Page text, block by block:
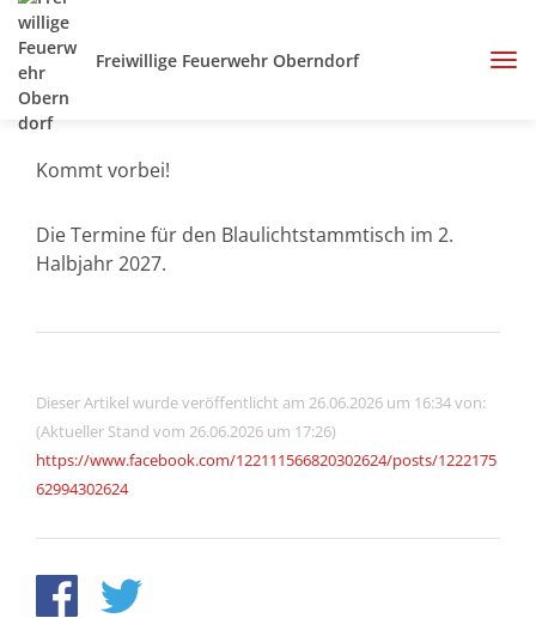
Freiwillige Feuerwehr Oberndorf
Kommt vorbei!
Die Termine für den Blaulichtstammtisch im 2.
Halbjahr 2027.
Dieser Artikel wurde veröffentlicht am 26.06.2026 um 16:34 von:
(Aktueller Stand vom 26.06.2026 um 17:26)
https://www.facebook.com/122111566820302624/posts/1222175
62994302624